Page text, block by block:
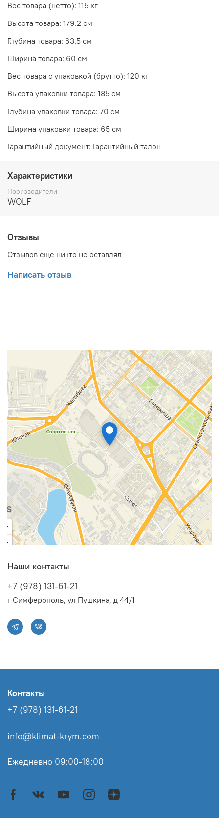
Вес товара (нетто): 115 кг
Высота товара: 179.2 см
Глубина товара: 63.5 см
Ширина товара: 60 см
Вес товара с упаковкой (брутто): 120 кг
Высота упаковки товара: 185 см
Глубина упаковки товара: 70 см
Ширина упаковки товара: 65 см
Гарантийный документ: Гарантийный талон
Характеристики
Производители
WOLF
Отзывы
Отзывов еще никто не оставлял
Написать отзыв
Наши контакты
+7 (978) 131-61-21
г Симферополь, ул Пушкина, д 44/1
Контакты
+7 (978) 131-61-21
info@klimat-krym.com
Ежедневно 09:00-18:00